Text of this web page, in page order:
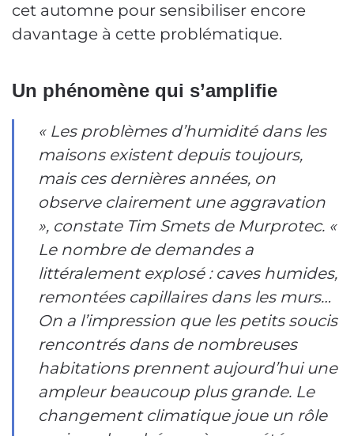
cet automne pour sensibiliser encore
davantage à cette problématique.
Un phénomène qui s’amplifie
« Les problèmes d’humidité dans les
maisons existent depuis toujours,
mais ces dernières années, on
observe clairement une aggravation
», constate Tim Smets de Murprotec. «
Le nombre de demandes a
littéralement explosé : caves humides,
remontées capillaires dans les murs…
On a l’impression que les petits soucis
rencontrés dans de nombreuses
habitations prennent aujourd’hui une
ampleur beaucoup plus grande. Le
changement climatique joue un rôle